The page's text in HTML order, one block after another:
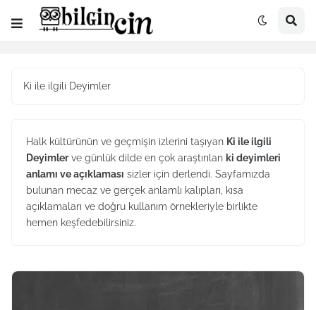
Ki ile ilgili Deyimler
Halk kültürünün ve geçmişin izlerini taşıyan Ki ile ilgili
Deyimlerve günlük dilde en çok araştırılan ki deyimleri
anlamı ve açıklaması sizler için derlendi. Sayfamızda
bulunan mecaz ve gerçek anlamlı kalıpları, kısa
açıklamaları ve doğru kullanım örnekleriyle birlikte
hemen keşfedebilirsiniz.